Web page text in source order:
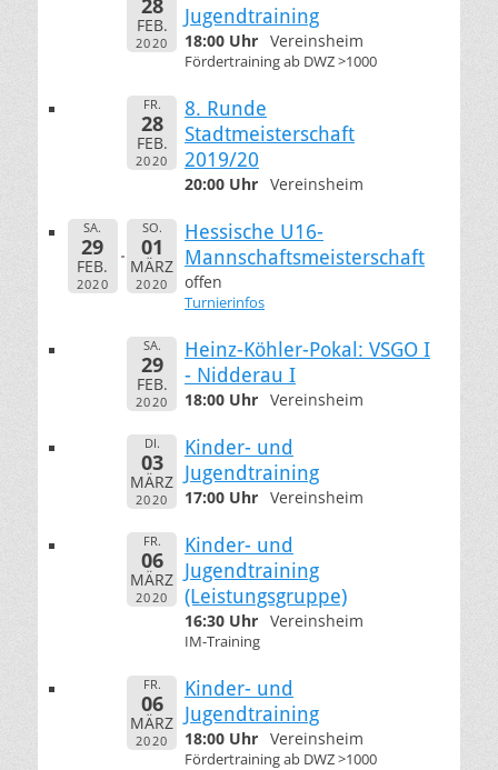
FEB.
2020
Jugendtraining
18:00 Uhr Vereinsheim
Fördertraining ab DWZ >1000
FR.
28
FEB.
2020
8. Runde
Stadtmeisterschaft
2019/20
20:00 Uhr Vereinsheim
SA.
29
FEB.
2020
SO.
01
MÄRZ
2020
Hessische U16-
Mannschaftsmeisterschaft
offen
Turnierinfos
SA.
29
FEB.
2020
Heinz-Köhler-Pokal: VSGO I
- Nidderau I
18:00 Uhr Vereinsheim
DI.
03
MÄRZ
2020
Kinder- und
Jugendtraining
17:00 Uhr Vereinsheim
FR.
06
MÄRZ
2020
Kinder- und
Jugendtraining
(Leistungsgruppe)
16:30 Uhr Vereinsheim
IM-Training
FR.
06
MÄRZ
2020
Kinder- und
Jugendtraining
18:00 Uhr Vereinsheim
Fördertraining ab DWZ >1000